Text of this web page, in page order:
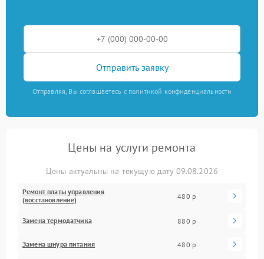
Отправить заявку
Отправляя, Вы соглашаетесь с политикой конфиденциальности
Цены на услуги ремонта
Цены актуальны на текущую дату 09.08.2026
Ремонт платы управления
(восстановление)
480 р
Замена термодатчика 880 р
Замена шнура питания 480 р